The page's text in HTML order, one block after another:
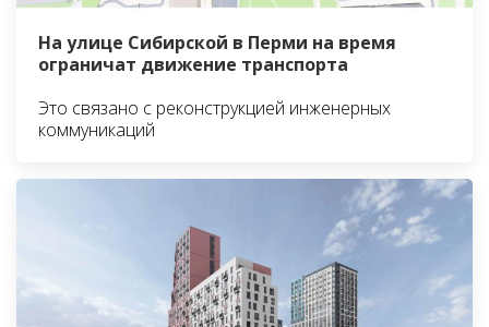
На улице Сибирской в Перми на время
ограничат движение транспорта
Это связано с реконструкцией инженерных
коммуникаций